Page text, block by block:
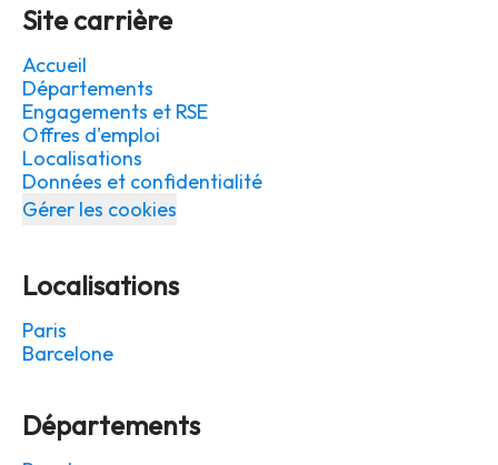
Site carrière
Accueil
Départements
Engagements et RSE
Offres d'emploi
Localisations
Données et confidentialité
Gérer les cookies
Localisations
Paris
Barcelone
Départements